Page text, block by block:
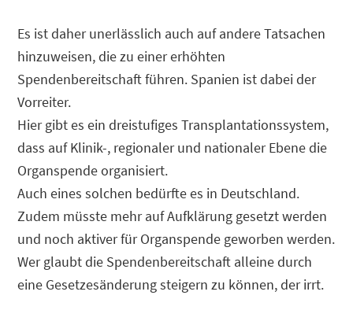
Es ist daher unerlässlich auch auf andere Tatsachen
hinzuweisen, die zu einer erhöhten
Spendenbereitschaft führen. Spanien ist dabei der
Vorreiter.
Hier gibt es ein dreistufiges Transplantationssystem,
dass auf Klinik-, regionaler und nationaler Ebene die
Organspende organisiert.
Auch eines solchen bedürfte es in Deutschland.
Zudem müsste mehr auf Aufklärung gesetzt werden
und noch aktiver für Organspende geworben werden.
Wer glaubt die Spendenbereitschaft alleine durch
eine Gesetzesänderung steigern zu können, der irrt.